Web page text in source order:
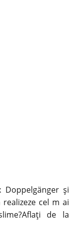
și
cel m ai
de la